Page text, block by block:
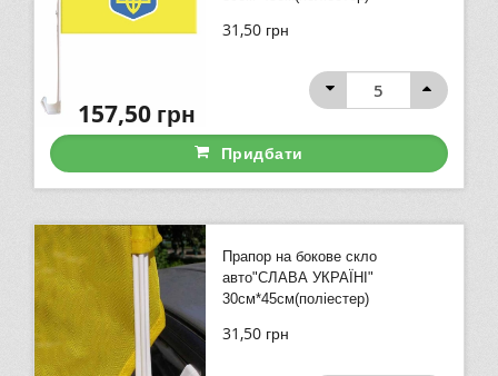
31,50 грн
157,50грн
Придбати
Прапор на бокове скло
авто"СЛАВА УКРАЇНІ"
30см*45см(поліестер)
31,50 грн